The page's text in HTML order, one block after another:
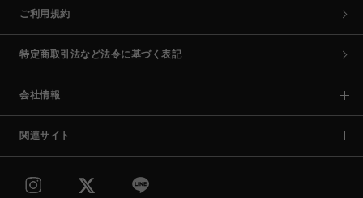
ご利用規約
特定商取引法など法令に基づく表記
会社情報
関連サイト